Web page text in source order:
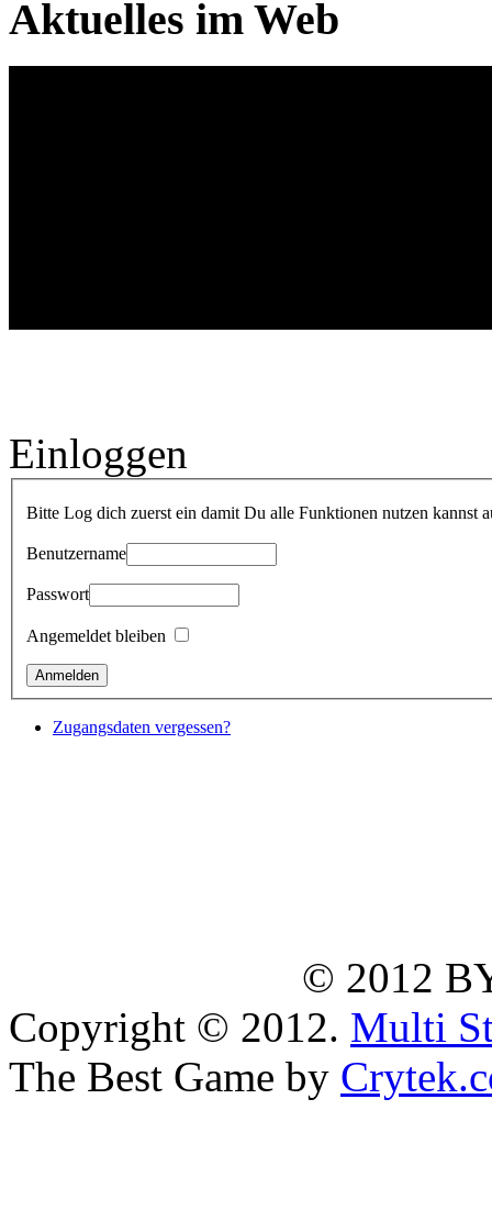
Aktuelles im Web
Einloggen
Bitte Log dich zuerst ein damit Du alle Funktionen nutzen kannst
Benutzername
Passwort
Angemeldet bleiben
Zugangsdaten vergessen?
© 2012
Copyright © 2012. Multi
The Best Game by